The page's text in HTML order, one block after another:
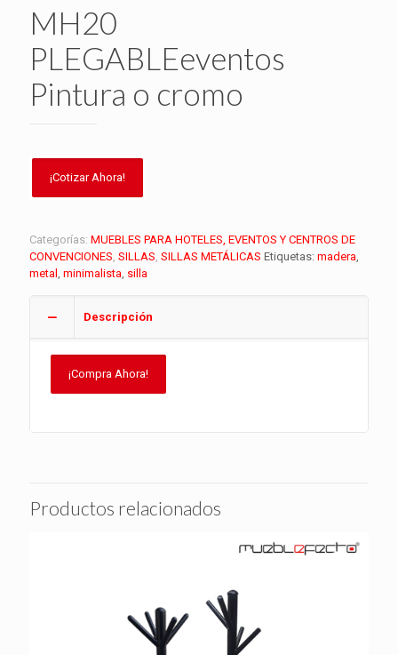
MH20
PLEGABLEeventos
Pintura o cromo
Categorías: MUEBLES PARA HOTELES, EVENTOS Y CENTROS DE
CONVENCIONES, SILLAS, SILLAS METÁLICAS Etiquetas: madera,
metal , minimalista, silla
Descripción
¡Compra Ahora!
Productos relacionados